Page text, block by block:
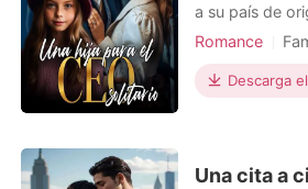
a su país de
sus padres y
cuidar de su
inusualmente
para ser la a
Romance
Encantadora
Dramático
Descarga
Una cita a